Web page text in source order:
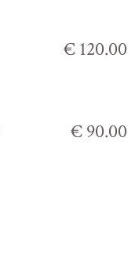
€ 120.00
€ 90.00